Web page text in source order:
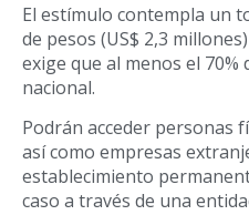
El estímulo contempla un
de pesos (US$ 2,3
exige que al menos el 70%
nacional.
Podrán acceder personas
así como empresas
establecimiento
caso a través de una